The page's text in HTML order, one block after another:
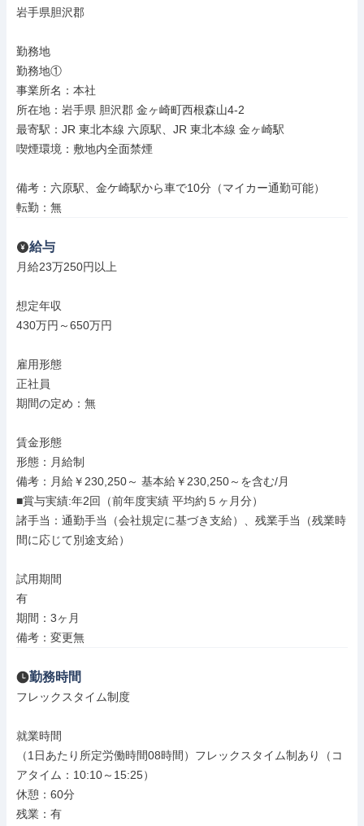
岩手県胆沢郡
勤務地
勤務地①
事業所名：本社
所在地：岩手県 胆沢郡 金ヶ崎町西根森山4-2
最寄駅：JR 東北本線 六原駅、JR 東北本線 金ヶ崎駅
喫煙環境：敷地内全面禁煙
備考：六原駅、金ケ崎駅から車で10分（マイカー通勤可能）
転勤：無
給与
月給23万250円以上
想定年収
430万円～650万円
雇用形態
正社員
期間の定め：無
賃金形態
形態：月給制
備考：月給￥230,250～ 基本給￥230,250～を含む/月
■賞与実績:年2回（前年度実績 平均約５ヶ月分）
諸手当：通勤手当（会社規定に基づき支給）、残業手当（残業時
間に応じて別途支給）
試用期間
有
期間：3ヶ月
備考：変更無
勤務時間
フレックスタイム制度
就業時間
（1日あたり所定労働時間08時間）フレックスタイム制あり（コ
アタイム：10:10～15:25）
休憩：60分
残業：有